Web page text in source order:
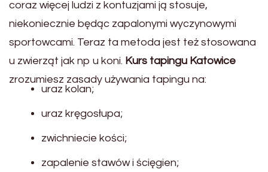
coraz więcej ludzi z kontuzjami ją stosuje,
niekoniecznie będąc zapalonymi wyczynowymi
sportowcami. Teraz ta metoda jest też stosowana
u zwierząt jak np u koni. Kurs tapingu Katowice
zrozumiesz zasady używania tapingu na:
uraz kolan;
uraz kręgosłupa;
zwichniecie kości;
zapalenie stawów i ścięgien;